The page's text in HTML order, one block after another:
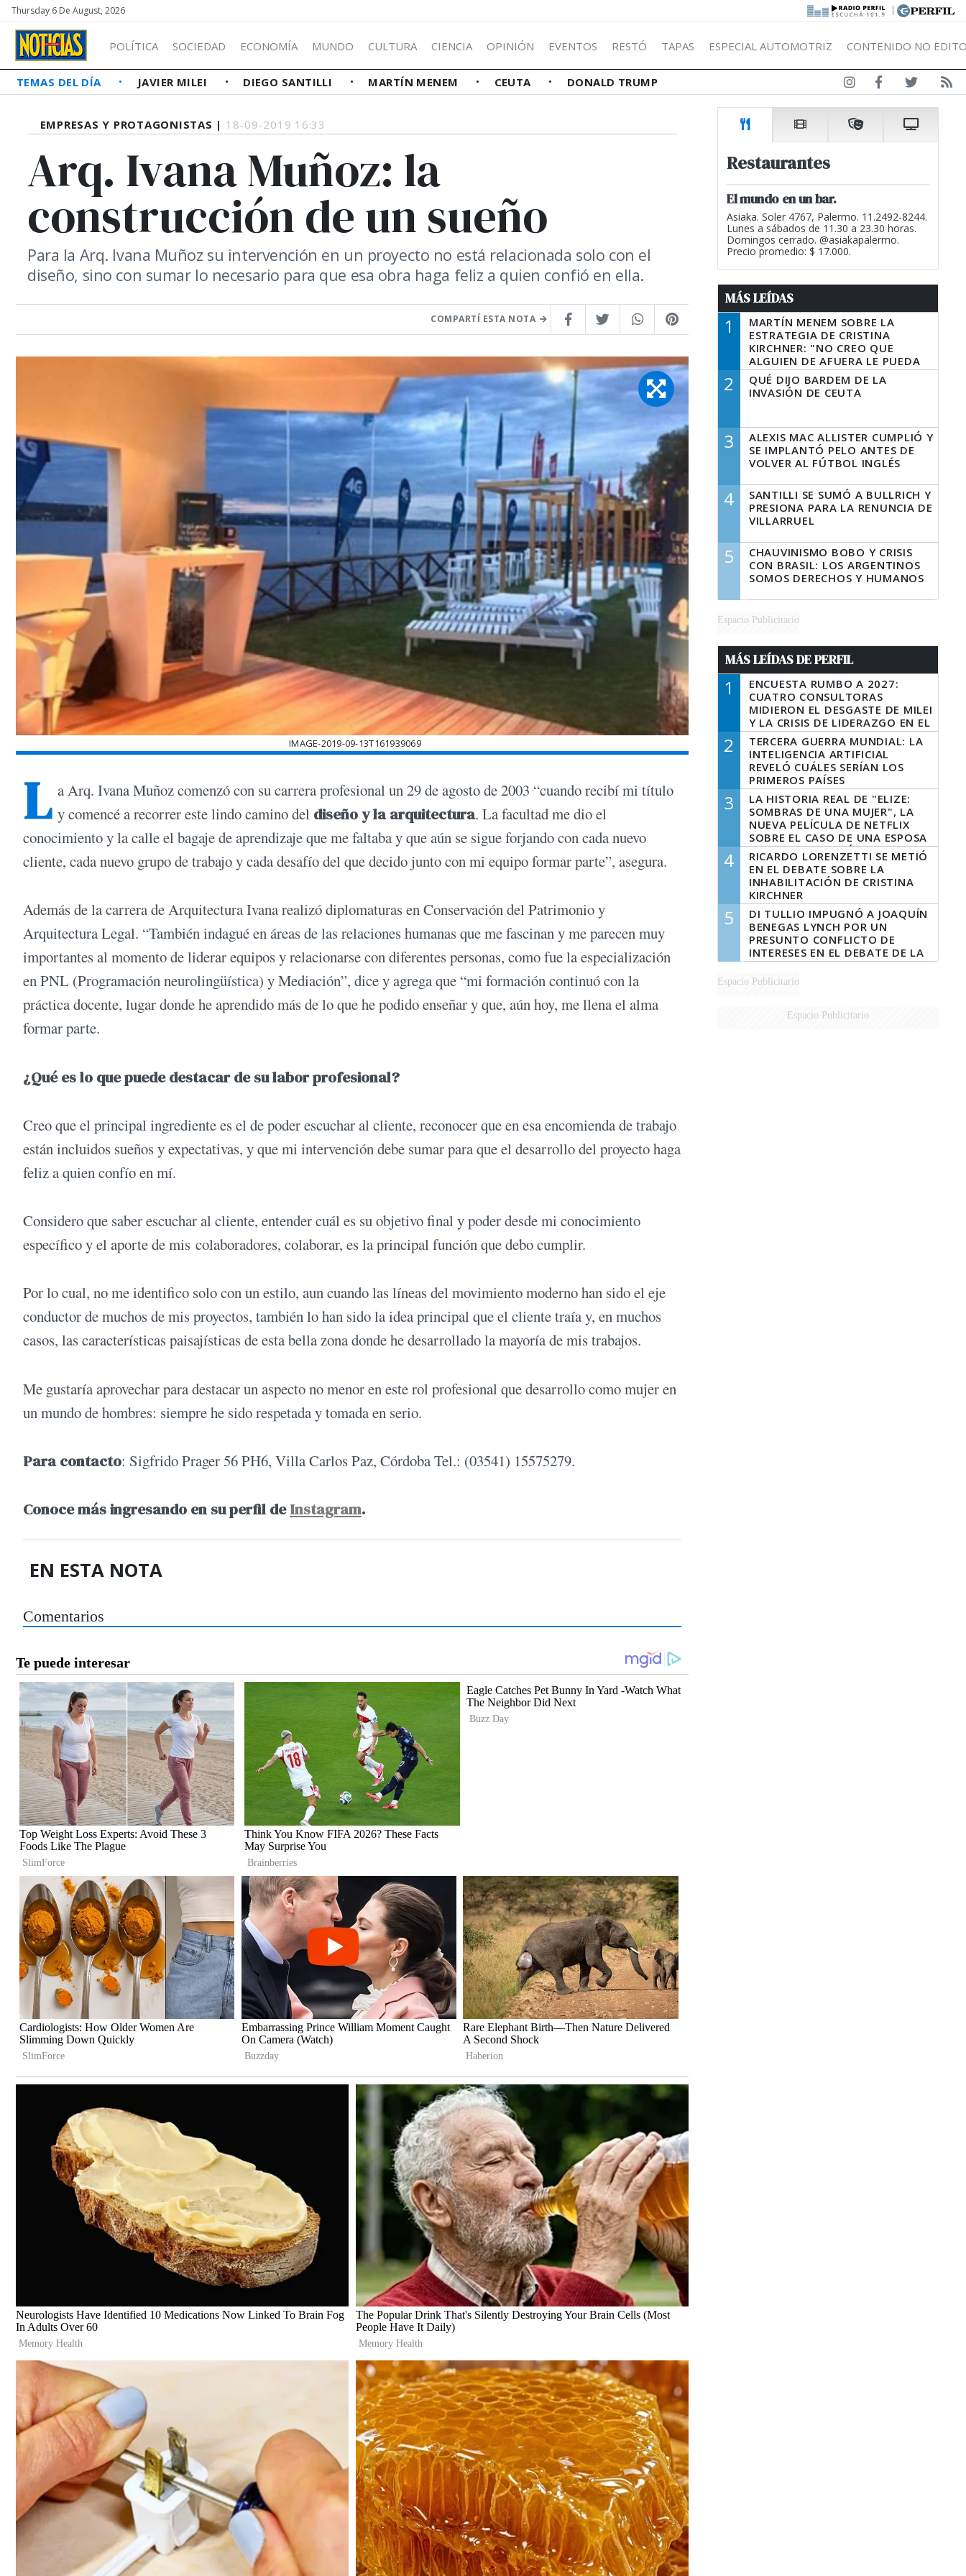
Thursday 6 De August, 2026 |
POLÍTICA SOCIEDAD ECONOMÍA MUNDO CULTURA CIENCIA OPINIÓN EVENTOS RESTÓ TAPAS ESPECIAL AUTOMOTRIZ CONTENIDO NO
TEMAS DEL DÍA JAVIER MILEI DIEGO SANTILLI MARTÍN MENEM CEUTA DONALD TRUMP
EMPRESAS Y PROTAGONISTAS | 18-09-2019 16:33
Arq. Ivana Muñoz: la
construcción de un sueño
Para la Arq. Ivana Muñoz su intervención en un proyecto no está relacionada solo con el
diseño, sino con sumar lo necesario para que esa obra haga feliz a quien confió en ella.
COMPARTÍ ESTA NOTA
IMAGE-2019-09-13T161939069
L a Arq. Ivana Muñoz comenzó con su carrera profesional un 29 de agosto de 2003 “cuando recibí mi título
y comencé a recorrer este lindo camino del diseño y la arquitectura. La facultad me dio el
conocimiento y la calle el bagaje de aprendizaje que me faltaba y que aún se sigue forjando con cada nuevo
cliente, cada nuevo grupo de trabajo y cada desafío del que decido junto con mi equipo formar parte”, asegura.
Además de la carrera de Arquitectura Ivana realizó diplomaturas en Conservación del Patrimonio y
Arquitectura Legal. “También indagué en áreas de las relaciones humanas que me fascinan y me parecen muy
importantes al momento de liderar equipos y relacionarse con diferentes personas, como fue la especialización
en PNL (Programación neurolingüística) y Mediación”, dice y agrega que “mi formación continuó con la
práctica docente, lugar donde he aprendido más de lo que he podido enseñar y que, aún hoy, me llena el alma
formar parte.
¿Qué es lo que puede destacar de su labor profesional?
Creo que el principal ingrediente es el de poder escuchar al cliente, reconocer que en esa encomienda de trabajo
están incluidos sueños y expectativas, y que mi intervención debe sumar para que el desarrollo del proyecto haga
feliz a quien confío en mí.
Considero que saber escuchar al cliente, entender cuál es su objetivo final y poder desde mi conocimiento
específico y el aporte de mis colaboradores, colaborar, es la principal función que debo cumplir.
Por lo cual, no me identifico solo con un estilo, aun cuando las líneas del movimiento moderno han sido el eje
conductor de muchos de mis proyectos, también lo han sido la idea principal que el cliente traía y, en muchos
casos, las características paisajísticas de esta bella zona donde he desarrollado la mayoría de mis trabajos.
Me gustaría aprovechar para destacar un aspecto no menor en este rol profesional que desarrollo como mujer en
un mundo de hombres: siempre he sido respetada y tomada en serio.
Para contacto: Sigfrido Prager 56 PH6, Villa Carlos Paz, Córdoba Tel.: (03541) 15575279.
Conoce más ingresando en su perfil deInstagram.
EN ESTA NOTA
Comentarios
Restaurantes
El mundo en un bar.
Asiaka. Soler 4767, Palermo. 11.2492-8244.
Lunes a sábados de 11.30 a 23.30 horas.
Domingos cerrado. @asiakapalermo.
Precio promedio: $ 17.000.
MÁS LEÍDAS
1
MARTÍN MENEM SOBRE LA
ESTRATEGIA DE CRISTINA
KIRCHNER: "NO CREO QUE
ALGUIEN DE AFUERA LE PUEDA
DECIR A LA JUSTICIA LO QUE
TIENE QUE HACER"
2
QUÉ DIJO BARDEM DE LA
INVASIÓN DE CEUTA
3
ALEXIS MAC ALLISTER CUMPLIÓ Y
SE IMPLANTÓ PELO ANTES DE
VOLVER AL FÚTBOL INGLÉS
4
SANTILLI SE SUMÓ A BULLRICH Y
PRESIONA PARA LA RENUNCIA DE
VILLARRUEL
5
CHAUVINISMO BOBO Y CRISIS
CON BRASIL: LOS ARGENTINOS
SOMOS DERECHOS Y HUMANOS
Espacio Publicitario
MÁS LEÍDAS DE PERFIL
1
ENCUESTA RUMBO A 2027:
CUATRO CONSULTORAS
MIDIERON EL DESGASTE DE MILEI
Y LA CRISIS DE LIDERAZGO EN EL
PERONISMO
2
TERCERA GUERRA MUNDIAL: LA
INTELIGENCIA ARTIFICIAL
REVELÓ CUÁLES SERÍAN LOS
PRIMEROS PAÍSES
LATINOAMERICANOS EN SER
DERROTADOS
3
LA HISTORIA REAL DE "ELIZE:
SOMBRAS DE UNA MUJER", LA
NUEVA PELÍCULA DE NETFLIX
SOBRE EL CASO DE UNA ESPOSA
QUE DESCUARTIZÓ A SU
MARIDO
4
RICARDO LORENZETTI SE METIÓ
EN EL DEBATE SOBRE LA
INHABILITACIÓN DE CRISTINA
KIRCHNER
5
DI TULLIO IMPUGNÓ A JOAQUÍN
BENEGAS LYNCH POR UN
PRESUNTO CONFLICTO DE
INTERESES EN EL DEBATE DE LA
LEY DE TIERRAS
Espacio Publicitario
Espacio Publicitario